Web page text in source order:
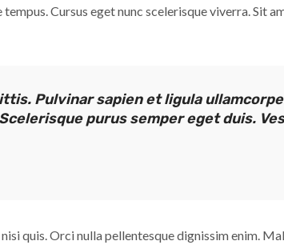
Cursus eget nunc scelerisque viverra. Sit
Pulvinar sapien et ligula
purus semper eget duis.
quis. Orci nulla pellentesque dignissim enim.